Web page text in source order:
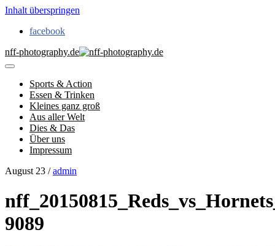
Inhalt überspringen
facebook
nff-photography.de
Sports & Action
Essen & Trinken
Kleines ganz groß
Aus aller Welt
Dies & Das
Über uns
Impressum
August 23 /admin
9089